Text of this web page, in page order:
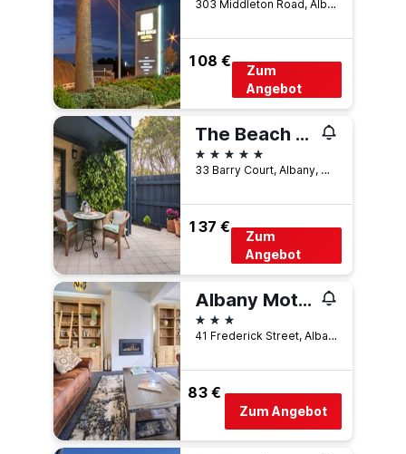
303 Middleton Road, Albany, WA, Australien
108 €
Zum
Angebot
The Beach House at Bayside
5 Sterne
33 Barry Court, Albany, WA, Australien
137 €
Zum
Angebot
Albany Motel & Apartments
3 Sterne
41 Frederick Street, Albany, WA, Australien
83 €
Zum Angebot